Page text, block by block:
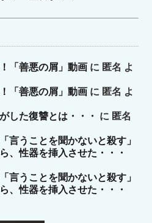
「善悪の屑」動画 に 匿名 よ
「善悪の屑」動画 に 匿名 よ
した復讐とは・・・
に 匿名
言うことを聞かないと殺す」
、性器を挿入させた・・・
言うことを聞かないと殺す」
、性器を挿入させた・・・